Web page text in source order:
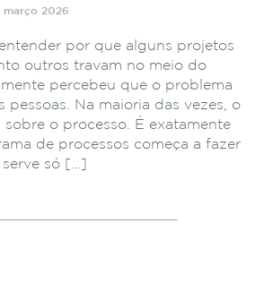
março 2026
por que alguns projetos
outros travam no meio do
percebeu que o problema
pessoas. Na maioria das vezes, o
sobre o processo. É exatamente
de processos começa a fazer
só […]